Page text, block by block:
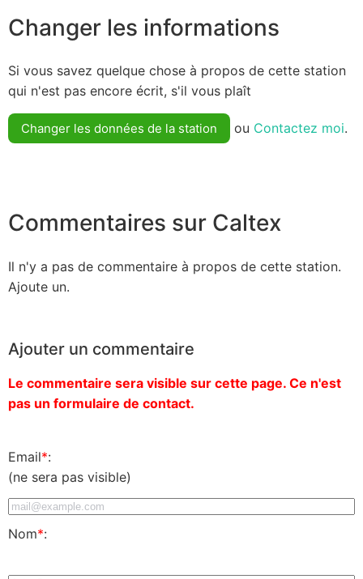
Changer les informations
Si vous savez quelque chose à propos de cette station
qui n'est pas encore écrit, s'il vous plaît
Changer les données de la station ou Contactez moi.
Commentaires sur Caltex
Il n'y a pas de commentaire à propos de cette station.
Ajoute un.
Ajouter un commentaire
Le commentaire sera visible sur cette page. Ce n'est
pas un formulaire de contact.
Email*:
(ne sera pas visible)
Nom*: